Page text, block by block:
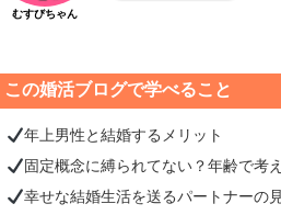
むすびちゃん
この婚活ブログで学べること
年上男性と結婚するメリット
固定概念に縛られてない？年齢で考
幸せな結婚生活を送るパートナーの